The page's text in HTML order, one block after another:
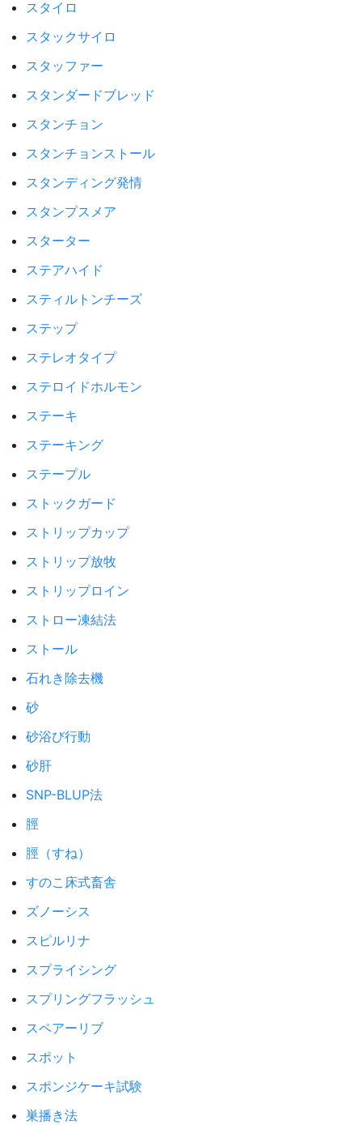
スタイロ
スタックサイロ
スタッファー
スタンダードブレッド
スタンチョン
スタンチョンストール
スタンディング発情
スタンプスメア
スターター
ステアハイド
スティルトンチーズ
ステップ
ステレオタイプ
ステロイドホルモン
ステーキ
ステーキング
ステープル
ストックガード
ストリップカップ
ストリップ放牧
ストリップロイン
ストロー凍結法
ストール
石れき除去機
砂
砂浴び行動
砂肝
SNP-BLUP法
脛
脛（すね）
すのこ床式畜舎
ズノーシス
スピルリナ
スプライシング
スプリングフラッシュ
スペアーリブ
スポット
スポンジケーキ試験
巣播き法